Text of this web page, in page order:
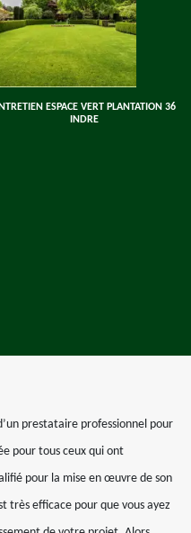
ESPACE VERT PLANTATION 36
INDRE
prestataire professionnel pour
pour tous ceux qui ont
pour la mise en œuvre de son
très efficace pour que vous ayez